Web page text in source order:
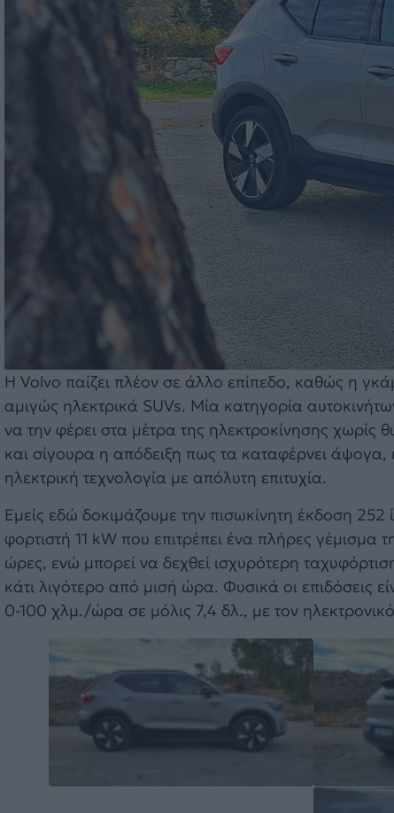
Η Volvo παίζει πλέον σε άλλο επίπεδο, καθώς η
αμιγώς ηλεκτρικά SUVs. Μία κατηγορία
να την φέρει στα μέτρα της ηλεκτροκίνησης
και σίγουρα η απόδειξη πως τα καταφέρνει άψογα,
ηλεκτρική τεχνολογία με απόλυτη επιτυχία.
Εμείς εδώ δοκιμάζουμε την πισωκίνητη έκδοση
φορτιστή 11 kW που επιτρέπει ένα πλήρες γέμισμα
ώρες, ενώ μπορεί να δεχθεί ισχυρότερη
κάτι λιγότερο από μισή ώρα. Φυσικά οι επιδόσεις
0-100 χλμ./ώρα σε μόλις 7,4 δλ., με τον